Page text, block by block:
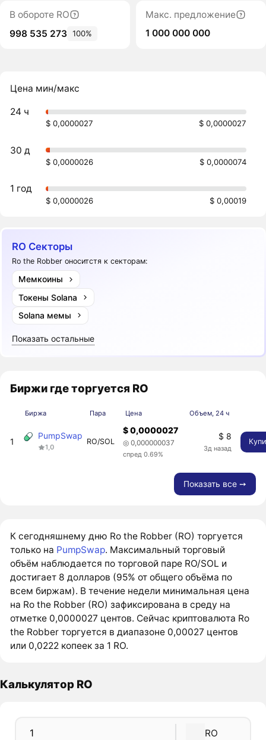
В обороте RO
998 535 273 100%
Макс. предложение
1 000 000 000
Цена мин/макс
24 ч
$ 0,0000027 $ 0,0000027
30 д
$ 0,0000026 $ 0,0000074
1 год
$ 0,0000026 $ 0,00019
RO Секторы
Ro the Robber оноситстя к секторам:
Мемкоины
Токены Solana
Solana мемы
Показать остальные
Биржи где торгуется RO
Биржа Пара Цена Объем, 24 ч
1
PumpSwap
1,0
RO/SOL
$ 0,0000027
◎ 0,000000037
спред 0.69%
$ 8
3д назад
Показать все ➙
К сегодняшнему дню Ro the Robber (RO) торгуется
только на PumpSwap. Максимальный торговый
объём наблюдается по торговой паре RO/SOL и
достигает 8 долларов (95% от общего объёма по
всем биржам). В течение недели минимальная цена
на Ro the Robber (RO) зафиксирована в среду на
отметке 0,0000027 центов. Сейчас криптовалюта Ro
the Robber торгуется в диапазоне 0,00027 центов
или 0,0222 копеек за 1 RO.
Калькулятор RO
RO